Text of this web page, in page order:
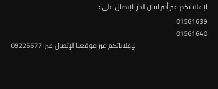
لإعلاناتكم عبر أثير لبنان الحرّ الإتصال على :
01561639
01561640
لإعلاناتكم عبر موقعنا الإتصال عبر: 09225577